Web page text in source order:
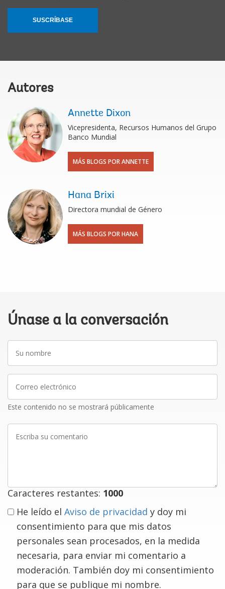
SUSCRÍBASE
Autores
Annette Dixon
Vicepresidenta, Recursos Humanos del Grupo
Banco Mundial
MÁS BLOGS POR ANNETTE
Hana Brixi
Directora mundial de Género
MÁS BLOGS POR HANA
Únase a la conversación
nombre
electrónico
Este contenido no se mostrará públicamente
Caracteres restantes: 1000
He leído el Aviso de privacidad y doy mi
consentimiento para que mis datos
personales sean procesados, en la medida
necesaria, para enviar mi comentario a
moderación. También doy mi consentimiento
para que se publique mi nombre.